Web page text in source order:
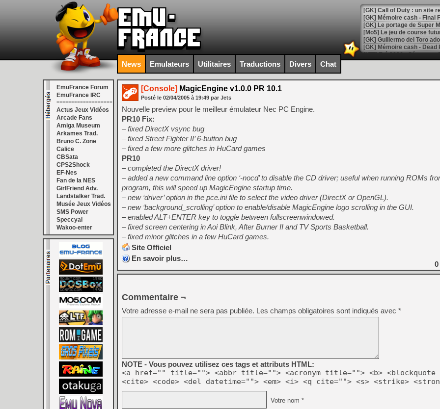
[GK] Le portage de Super
[Mo5] Le jeu de course
[GK] Guillermo del Toro
[LTF] Eté 2026 - Séquence
[GK] Mistfall Hunter :
[GK] Wo Long 2 évolue
[GK] Crossfire : un TPS à
[LS] [PS5] Premiers
[Mo5] DOOM arrive en
[GK] Bethesda fête les 30
[GK] Roblox : l'action en
[GK] Agenda - GeForce
[GK] Devolver Digital en a
[LS] [PS5] ps5-y2jb-
[GK] Pourquoi Marvel
[GK] Test : Restory : Chill
[GK] GTA 6 : Rockstar
[GK] Hot Wheels Infinite
[GK] Mémoire cash -
[GK] Résultats Nintendo :
[GK] Déjà des
[Mo5] Brickboy cherche à
[GK] Minecraft et ses «
[GK] Beast of
[GK] Ubisoft : fin de partie
[GK] Mémoire cash -
[GK] Dan Houser (GTA)
[GK] Comment EA Sports
[GK] Crimson Moon : un
[GK] Isle of Reveries : le
News Emulateurs Utilitaires Traductions Divers Chat
EmuFrance Forum
EmuFrance IRC
===================
Actus Jeux Vidéos
Arcade Fans
Amiga Museum
Arkames Trad.
Bruno C. Zone
Calice
CBSata
CPS2Shock
EF-Nes
Fan de la NES
GirlFriend Adv.
Landstalker Trad.
Musée Jeux Vidéos
SMS Power
Speccyal
Wakoo-enter
[Console] MagicEngine v1.0.0 PR 10.1
Posté le 02/04/2005 à 19:49 par Jets
Nouvelle preview pour le meilleur émulateur Nec PC Engine.
PR10 Fix:
– fixed DirectX vsync bug
– fixed Street Fighter II’ 6-button bug
– fixed a few more glitches in HuCard games
PR10
– completed the DirectX driver!
– added a new command line option ‘-nocd’ to disable the CD driver; useful when running ROMs
program, this will speed up MagicEngine startup time.
– new ‘driver’ option in the pce.ini file to select the video driver (DirectX or OpenGL).
– new ‘background_scrolling’ option to enable/disable MagicEngine logo scrolling in the GUI.
– enabled ALT+ENTER key to toggle between fullscreenwindowed.
– fixed screen centering in Aoi Blink, After Burner II and TV Sports Basketball.
– fixed minor glitches in a few HuCard games.
Site Officiel
En savoir plus…
0
Commentaire ¬
Votre adresse e-mail ne sera pas publiée. Les champs obligatoires sont indiqués avec *
NOTE - Vous pouvez utilisez ces tags et attributs HTML:
<a href="" title=""> <abbr title=""> <acronym title=""> <b> <blockquote
<cite> <code> <del datetime=""> <em> <i> <q cite=""> <s> <strike>
Votre nom *